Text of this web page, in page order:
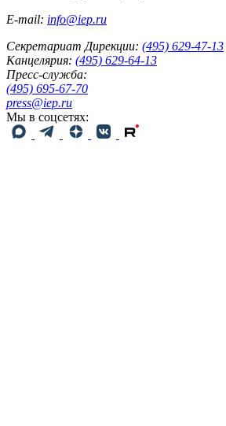
E-mail: info@iep.ru
Секретариат Дирекции: (495) 629-47-13
Канцелярия: (495) 629-64-13
Пресс-служба:
(495) 695-67-70
press@iep.ru
Мы в соцсетях: